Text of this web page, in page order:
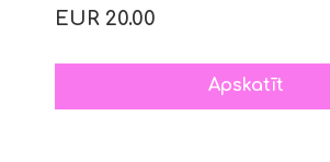
EUR 20.00
Apskatīt